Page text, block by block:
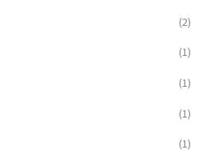
(2)
(1)
(1)
(1)
(1)